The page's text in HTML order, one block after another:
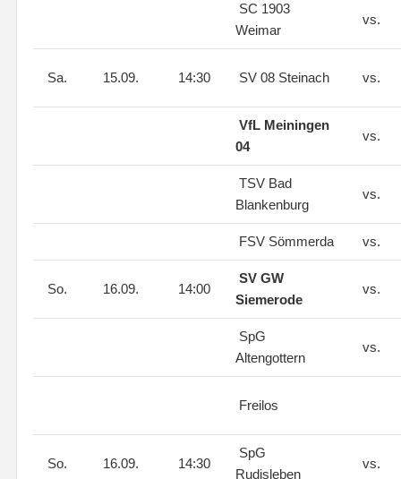
SC 1903
Weimar
vs.
Sa. 15.09. 14:30 SV 08 Steinach vs.
VfL Meiningen
04
vs.
TSV Bad
Blankenburg
vs.
FSV Sömmerda vs.
So. 16.09. 14:00
SV GW
Siemerode
vs.
SpG
Altengottern
vs.
Freilos
So. 16.09. 14:30
SpG
Rudisleben
vs.